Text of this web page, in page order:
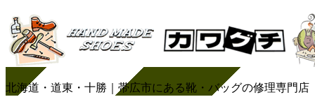
北海道・道東・十勝｜帯広市にある靴・バッグの修理専門店